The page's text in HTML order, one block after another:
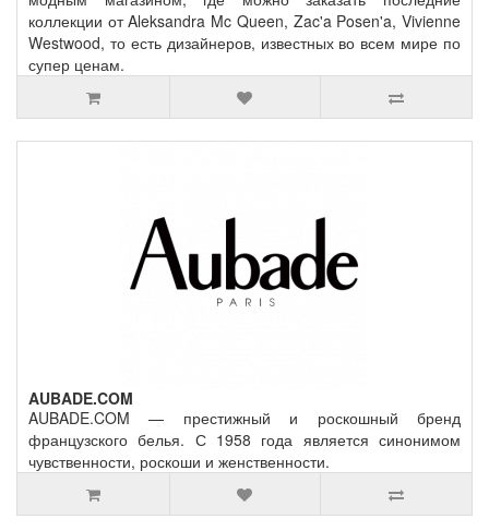
коллекции от Aleksandra Mc Queen, Zac'a Posen'a, Vivienne
Westwood, то есть дизайнеров, известных во всем мире по
супер ценам.
AUBADE.COM
AUBADE.COM — престижный и роскошный бренд
французского белья. С 1958 года является синонимом
чувственности, роскоши и женственности.